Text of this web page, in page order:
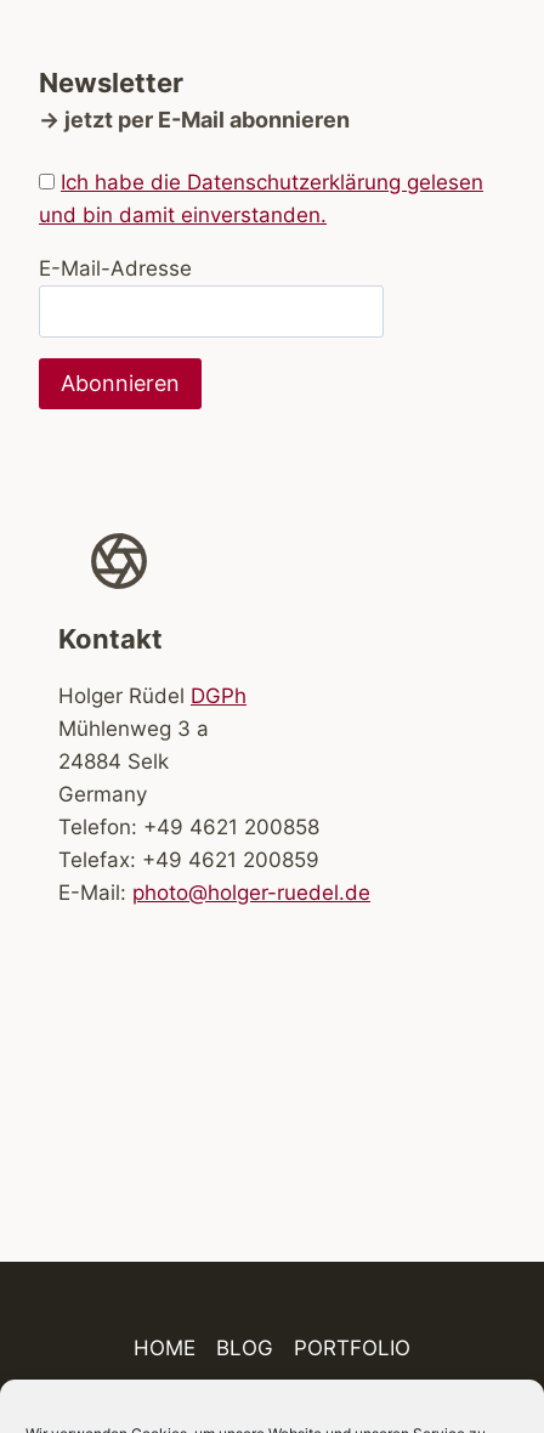
Newsletter
→ jetzt per E-Mail abonnieren
Ich habe die Datenschutzerklärung gelesen
und bin damit einverstanden.
E-Mail-Adresse
Kontakt
Holger Rüdel DGPh
Mühlenweg 3 a
24884 Selk
Germany
Telefon: +49 4621 200858
Telefax: +49 4621 200859
E-Mail: photo@holger-ruedel.de
HOME BLOG PORTFOLIO